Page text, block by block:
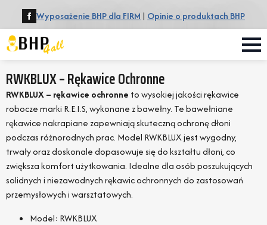
Wyposażenie BHP dla FIRM | Opinie o produktach BHP
RWKBLUX – Rękawice Ochronne
RWKBLUX – rękawice ochronne to wysokiej jakości rękawice
robocze marki R.E.I.S, wykonane z bawełny. Te bawełniane
rękawice nakrapiane zapewniają skuteczną ochronę dłoni
podczas różnorodnych prac. Model RWKBLUX jest wygodny,
trwały oraz doskonale dopasowuje się do kształtu dłoni, co
zwiększa komfort użytkowania. Idealne dla osób poszukujących
solidnych i niezawodnych rękawic ochronnych do zastosowań
przemysłowych i warsztatowych.
Model: RWKBLUX